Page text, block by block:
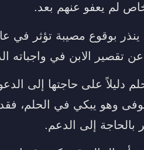
لم يعفو عنهم بعد.
بوقوع مصيبة تؤثر في
تقصير الابن في واجباته
دليلاً على حاجتها إلى
وهو يبكي في الحلم،
إلى الدعم.